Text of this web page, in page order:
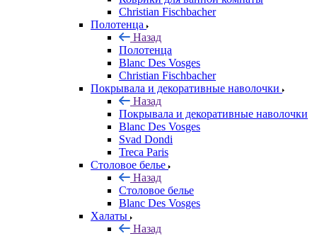
Christian Fischbacher
Полотенца
Назад
Полотенца
Blanc Des Vosges
Christian Fischbacher
Покрывала и декоративные наволочки
Назад
Покрывала и декоративные наволочки
Blanc Des Vosges
Svad Dondi
Treca Paris
Столовое белье
Назад
Столовое белье
Blanc Des Vosges
Халаты
Назад